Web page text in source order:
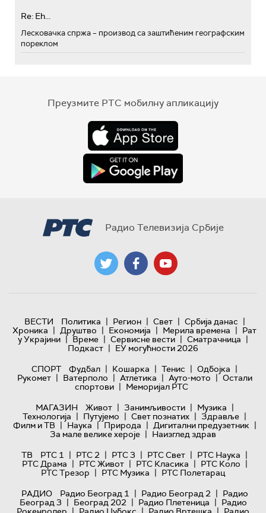
Re: Eh...
Лесковачка спржа – производ са заштићеним географским
пореклом
Преузмите РТС мобилну апликацију
Радио Телевизија Србије
ВЕСТИ Политика | Регион | Свет | Србија данас |
Хроника | Друштво | Економија | Мерила времена | Рат
у Украјини | Време | Сервисне вести | Сматрачница |
Подкаст | ЕУ могућности 2026
СПОРТ
Фудбал | Кошарка | Тенис | Одбојка |
Рукомет | Ватерполо | Атлетика | Ауто-мото | Остали
спортови | Меморијал РТС
МАГАЗИН
Живот | Занимљивости | Музика |
Технологијa | Путујемо | Свет познатих | Здравље |
Филм и ТВ | Наука | Природа | Дигитални предузетник |
За мале велике хероје | Наизглед здрав
ТВ
РТС 1 | РТС 2 | РТС 3 | РТС Свет | РТС Наука |
РТС Драма | РТС Живот | РТС Класика | РТС Коло |
РТС Трезор | РТС Музика | РТС Полетарац
РАДИО
Радио Београд 1 | Радио Београд 2 | Радио
Београд 3 | Београд 202 | Радио Плетеница | Радио